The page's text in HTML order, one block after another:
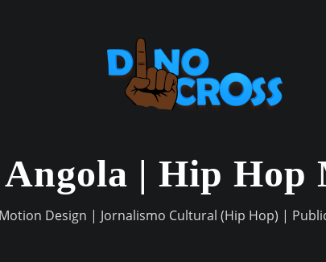
| Hip Hop
Design | Jornalismo Cultural (Hip Hop) |